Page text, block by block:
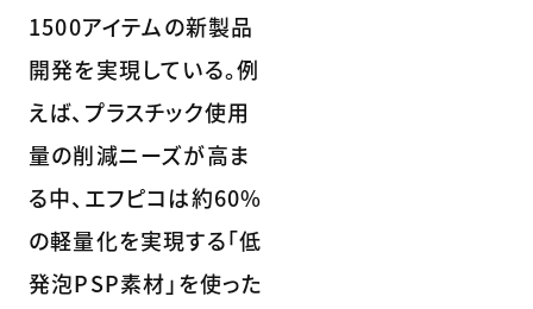
1500アイテムの新製品
開発を実現している。例
えば、プラスチック使用
量の削減ニーズが高ま
る中、エフピコは約60%
の軽量化を実現する「低
発泡PSP素材」を使った